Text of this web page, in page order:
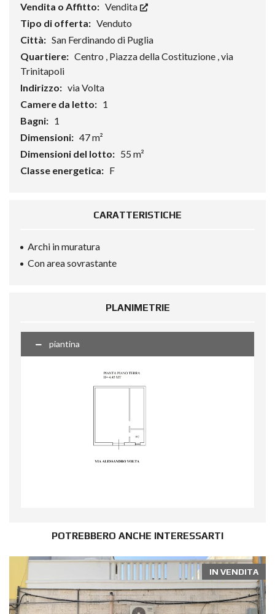
Vendita o Affitto: Vendita
Tipo di offerta: Venduto
Città: San Ferdinando di Puglia
Quartiere: Centro , Piazza della Costituzione , via
Trinitapoli
Indirizzo: via Volta
Camere da letto: 1
Bagni: 1
Dimensioni: 47 m²
Dimensioni del lotto: 55 m²
Classe energetica: F
CARATTERISTICHE
Archi in muratura
Con area sovrastante
PLANIMETRIE
piantina
POTREBBERO ANCHE INTERESSARTI
IN VENDITA